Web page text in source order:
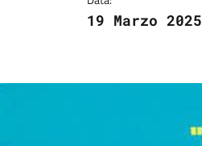
19 Marzo 2025